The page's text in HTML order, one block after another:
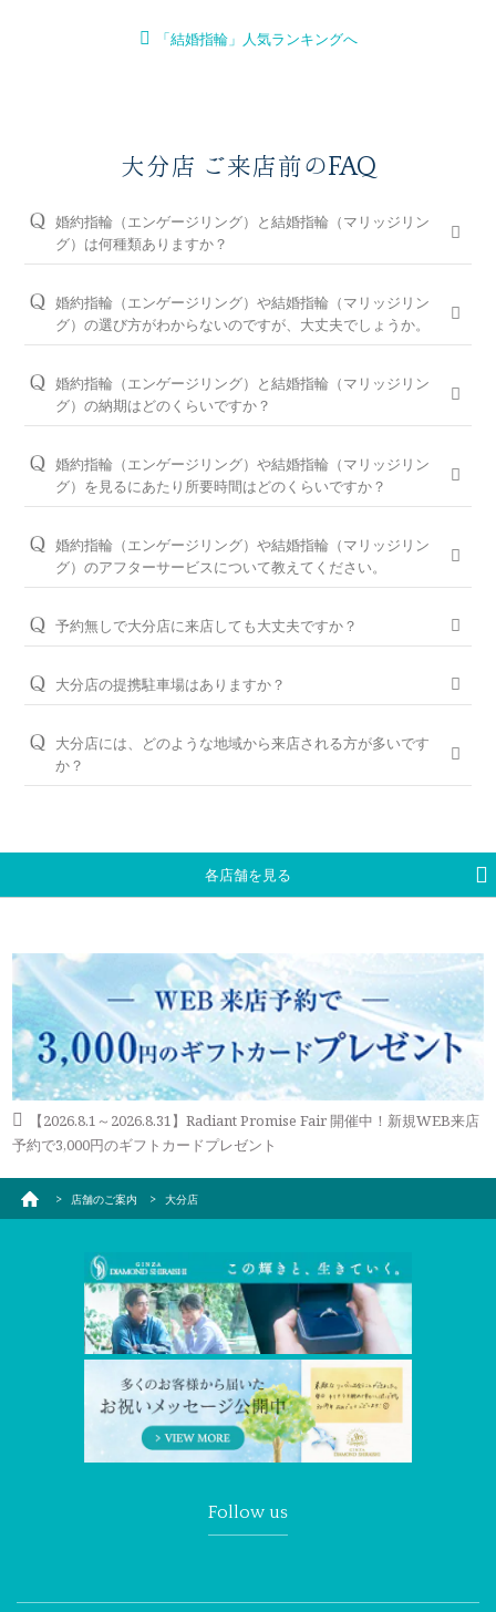
「結婚指輪」人気ランキングへ
大分店 ご来店前のFAQ
婚約指輪（エンゲージリング）と結婚指輪（マリッジリン
グ）は何種類ありますか？
のデザインや、シンプルからゴージャスまで、豊富なラインナ
ップをご用意しております。オプションを組み合わせると数万
通りの中から、おふたりらしさを叶える婚約指輪と結婚指輪を
※ホームページで掲載しているのは一部の商品です。
結婚指輪の閲覧人気ランキングはこちら
婚約指輪（エンゲージリング）や結婚指輪（マリッジリン
グ）の選び方がわからないのですが、大丈夫でしょうか。
シェルジュが、普段のイメージやライフスタイル、ご予算等を
お伺いして、ダイヤモンドとデザインをご提案させていただき
ます。
お客様に寄り添い続けてきた銀座ダイヤモンドシライシだから
こそ、骨格×指輪診断で似合うと好きを同時に叶えるパーフェ
クトフィットカウンセリングもございます。銀座ダイヤモンド
ートさせていただきますのでご安心ください。
パーフェクトフィットカウンセリングは全店でお受けできます
パーフェクトフィットカウンセリングと銀座ダイヤモンド
婚約指輪（エンゲージリング）と結婚指輪（マリッジリン
グ）の納期はどのくらいですか？
ステムのため、ご注文いただいてから概ね1か月～2ヶ月程いた
だいております。婚約指輪をプロポーズの際に贈られる場合
は、予定日の2～3ヶ月程前、結婚指輪をご入籍や両家顔合わせ
に余裕を持ってご準備いただくと安心です。
お急ぎの場合はコンシェルジュにご相談ください。
婚約指輪（エンゲージリング）や結婚指輪（マリッジリン
グ）を見るにあたり所要時間はどのくらいですか？
案内が可能ですのでお気軽にお申し付けください。
ご来店予約はこちら
婚約指輪（エンゲージリング）や結婚指輪（マリッジリン
グ）のアフターサービスについて教えてください。
ただけるように、無期限メンテナンスを何度でもお受けできる
「永久保証サービス」を、全国の店舗にてご提供しておりま
お近くの銀座ダイヤモンドシライシの店舗へお気軽にご相談く
ださい。
＜銀座ダイヤモンドシライシの永久保証内容＞
「サイズ直し」「歪み直し」「石揺れ補修」「店頭クリーニン
グ」「再つや消し加工」「再ナノジュエリーコート加工」「レ
「新品交換（有料）」などがあります。
永久保証サービスについて
予約無しで大分店に来店しても大丈夫ですか？
WEBでの来店予約がおすすめです。
ジリング）・結婚指輪（マリッジリング）を試着頂いたお客様
には3,000円分のギフトカードをプレゼントしております。
お伝えいただくとスムーズにご案内が可能です。
大分店の提携駐車場はありますか？
※当店ご滞在時間（上限2時間）の無料駐車券発行
※婚約指輪・結婚指輪を購入（検討）時が対象となります
大分店には、どのような地域から来店される方が多いです
か？
各店舗を見る
【2026.8.1～2026.8.31】Radiant Promise Fair 開催中！新規WEB来店
予約で3,000円のギフトカードプレゼント
店舗のご案内 大分店
Follow us